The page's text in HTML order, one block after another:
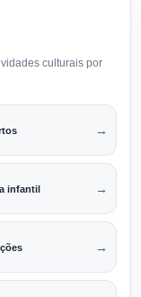
culturais por
→
infantil →
→